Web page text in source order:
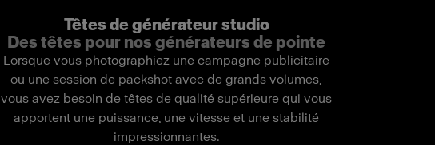
Têtes de générateur studio
Des têtes pour nos générateurs de pointe
Lorsque vous photographiez une campagne publicitaire
ou une session de packshot avec de grands volumes,
vous avez besoin de têtes de qualité supérieure qui vous
apportent une puissance, une vitesse et une stabilité
impressionnantes.